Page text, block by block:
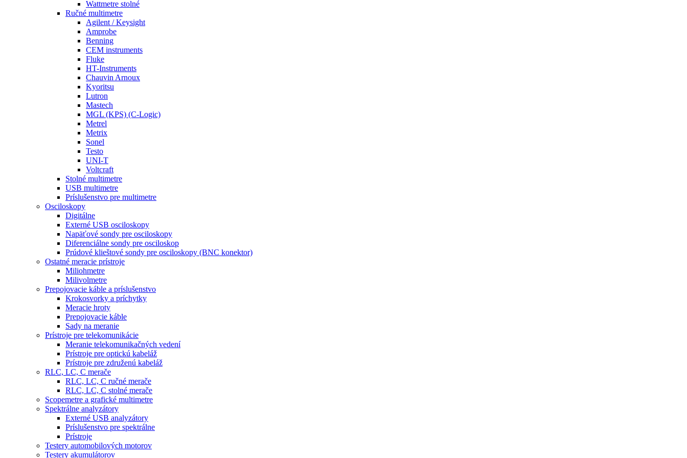
Wattmetre stolné
Ručné multimetre
Agilent / Keysight
Amprobe
Benning
CEM instruments
Fluke
HT-Instruments
Chauvin Arnoux
Kyoritsu
Lutron
Mastech
MGL (KPS) (C-Logic)
Metrel
Metrix
Sonel
Testo
UNI-T
Voltcraft
Stolné multimetre
USB multimetre
Príslušenstvo pre multimetre
Osciloskopy
Digitálne
Externé USB osciloskopy
Napäťové sondy pre osciloskopy
Diferenciálne sondy pre osciloskop
Prúdové klieštové sondy pre osciloskopy (BNC konektor)
Ostatné meracie prístroje
Miliohmetre
Milivolmetre
Prepojovacie káble a príslušenstvo
Krokosvorky a príchytky
Meracie hroty
Prepojovacie káble
Sady na meranie
Prístroje pre telekomunikácie
Meranie telekomunikačných vedení
Prístroje pre optickú kabeláž
Prístroje pre združenú kabeláž
RLC, LC, C merače
RLC, LC, C ručné merače
RLC, LC, C stolné merače
Scopemetre a grafické multimetre
Spektrálne analyzátory
Externé USB analyzátory
Príslušenstvo pre spektrálne
Prístroje
Testery automobilových motorov
Testery akumulátorov